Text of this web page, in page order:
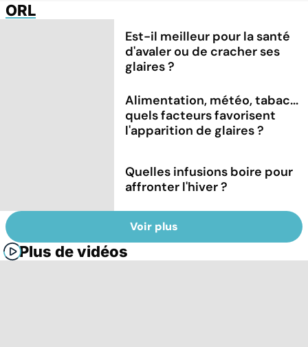
ORL
Est-il meilleur pour la santé
d'avaler ou de cracher ses
glaires ?
Alimentation, météo, tabac...
quels facteurs favorisent
l'apparition de glaires ?
Quelles infusions boire pour
affronter l'hiver ?
Voir plus
Plus de vidéos